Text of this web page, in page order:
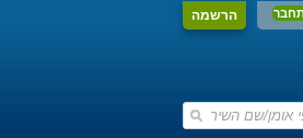
הרשמה